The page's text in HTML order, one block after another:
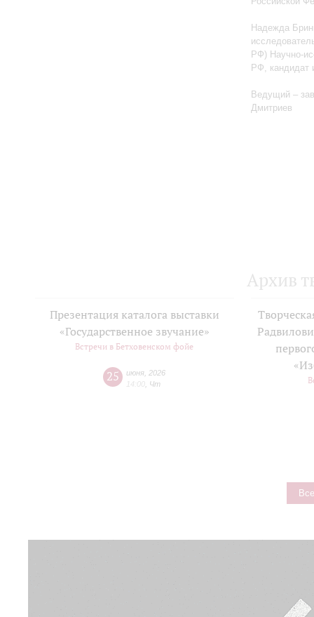
Надежда
РФ) Научно-
РФ, кандидат
Ведущий –
Дмитриев
Архив
Презентация каталога выставки
«Государственное звучание»
Встречи в Бетховенском фойе
25 июня 2026
14:00 Чт